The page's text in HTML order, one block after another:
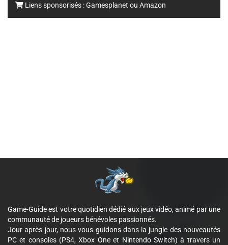
Liens sponsorisés :Gamesplanet ou Amazon
Game-Guide est votre quotidien dédié aux jeux vidéo, animé par une
communauté de joueurs bénévoles passionnés.
Jour après jour, nous vous guidons dans la jungle des nouveautés
PC et consoles (PS4, Xbox One et Nintendo Switch) à travers un